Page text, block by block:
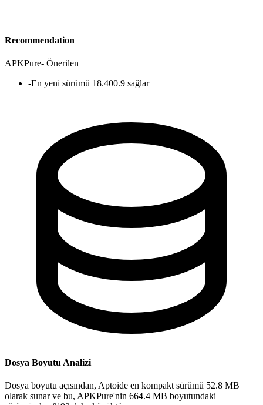
Recommendation
APKPure- Önerilen
-En yeni sürümü 18.400.9 sağlar
Dosya Boyutu Analizi
Dosya boyutu açısından, Aptoide en kompakt sürümü 52.8 MB
olarak sunar ve bu, APKPure'nin 664.4 MB boyutundaki